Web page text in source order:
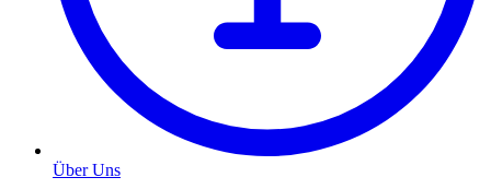
Über Uns